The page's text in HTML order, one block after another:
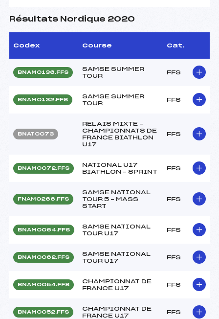
Résultats Nordique 2020
Codex Course Cat.
BNAM0136.FFS
SAMSE SUMMER
TOUR
FFS
BNAM0132.FFS
SAMSE SUMMER
TOUR
FFS
BNAT0073
RELAIS MIXTE –
CHAMPIONNATS DE
FRANCE BIATHLON
U17
FFS
BNAM0072.FFS
NATIONAL U17
BIATHLON – SPRINT
FFS
FNAM0266.FFS
SAMSE NATIONAL
TOUR 5 – MASS
START
FFS
BNAM0064.FFS
SAMSE NATIONAL
TOUR U17
FFS
BNAM0062.FFS
SAMSE NATIONAL
TOUR U17
FFS
BNAM0054.FFS
CHAMPIONNAT DE
FRANCE U17
FFS
BNAM0052.FFS
CHAMPIONNAT DE
FRANCE U17
FFS